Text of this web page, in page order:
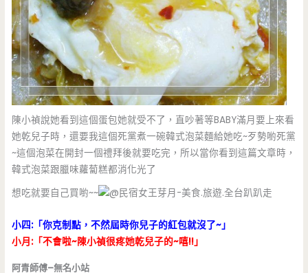
陳小禎說她看到這個蛋包她就受不了，直吵著等BABY滿月要上來看
她乾兒子時，還要我這個死黨煮一碗韓式泡菜麵給她吃~歹勢喲死黨
~這個泡菜在開封一個禮拜後就要吃完，所以當你看到這篇文章時，
韓式泡菜跟臘味蘿蔔糕都消化光了
想吃就要自己買喲~~
小四:「你克制點，不然屆時你兒子的紅包就沒了~」
小月:「不會啦~陳小禎很疼她乾兒子的~嘻!!」
阿青師傅–無名小站